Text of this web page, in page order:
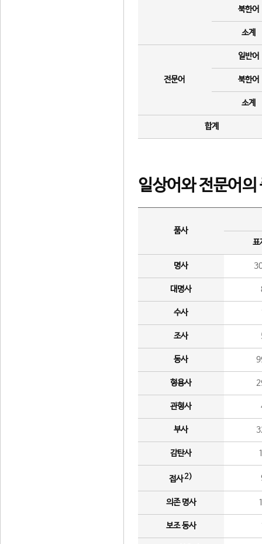
북한어
소계
전문어
일반어
북한어
소계
합계
일상어와 전문어의
품사
표
명사
대명사
수사
조사
동사
형용사
관형사
부사
감탄사
접사2)
의존 명사
보조 동사